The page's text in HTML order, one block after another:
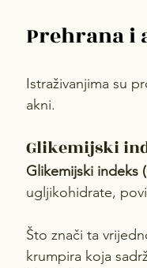
Prehrana i
Istraživanjima su
akni.
Glikemijski
Glikemijski indeks
ugljikohidrate,
Što znači ta
krumpira koja